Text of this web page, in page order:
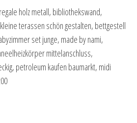
holz metall, bibliothekswand,
terassen schön gestalten, bettgestell
set junge, made by nami,
mittelanschluss,
petroleum kaufen baumarkt, midi